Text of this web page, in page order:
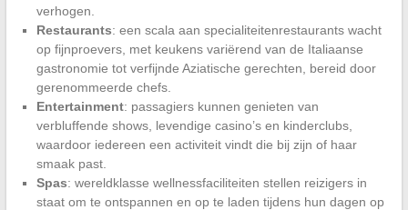
verhogen.
Restaurants: een scala aan specialiteitenrestaurants wacht
op fijnproevers, met keukens variërend van de Italiaanse
gastronomie tot verfijnde Aziatische gerechten, bereid door
gerenommeerde chefs.
Entertainment: passagiers kunnen genieten van
verbluffende shows, levendige casino’s en kinderclubs,
waardoor iedereen een activiteit vindt die bij zijn of haar
smaak past.
Spas: wereldklasse wellnessfaciliteiten stellen reizigers in
staat om te ontspannen en op te laden tijdens hun dagen op